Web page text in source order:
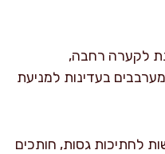
לקערה רחבה,
בעדינות למניעת
לחתיכות גסות, חותכים